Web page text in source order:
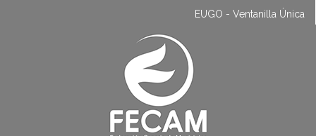
EUGO - Ventanilla Única